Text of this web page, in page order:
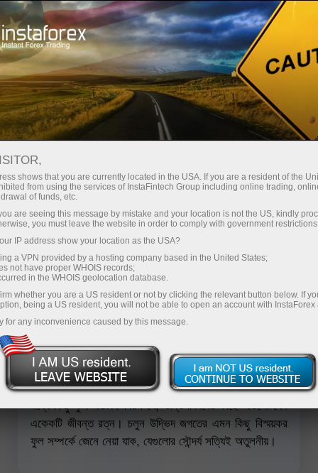
ট্রেডারদের জন্য Forex Analytics ছবি সংবাদ
07:18 2025-06-15
পৃথিবীর সবচেয়ে বিরল প্রজাতির ছয়টি ফুল
বিশ্বজুড়ে ফুলের প্রজাতির সংখ্যা ২,৫০,০০০-এরও বেশি। এদের
মধ্যে কিছু ফুল এতটাই বিরল যে, উদ্ভিদবিদদের কাছে এগুলো যেন
একেকটি জীবন্ত রত্ন। চলুন উদ্ভিদ জগতের এমন কিছু বিস্ময়কর
ফুল সম্পর্কে জেনে নেয়া যাক, যেগুলোর সৌন্দর্য সত্যিই অতুলনীয়।
shows that you are currently located in the USA. If you are a resident of the
from using the services of InstaFintech Group including online trading,
of funds, etc.
are seeing this message by mistake and your location is not the US, kindly
you must leave the website in order to comply with government
IP address show your location as the USA?
a VPN provided by a hosting company based in the United States;
not have proper WHOIS records;
in the WHOIS geolocation database.
whether you are a US resident or not by clicking the relevant button below. If
being a US resident, you will not be able to open an account with InstaForex
for any inconvenience caused by this message.